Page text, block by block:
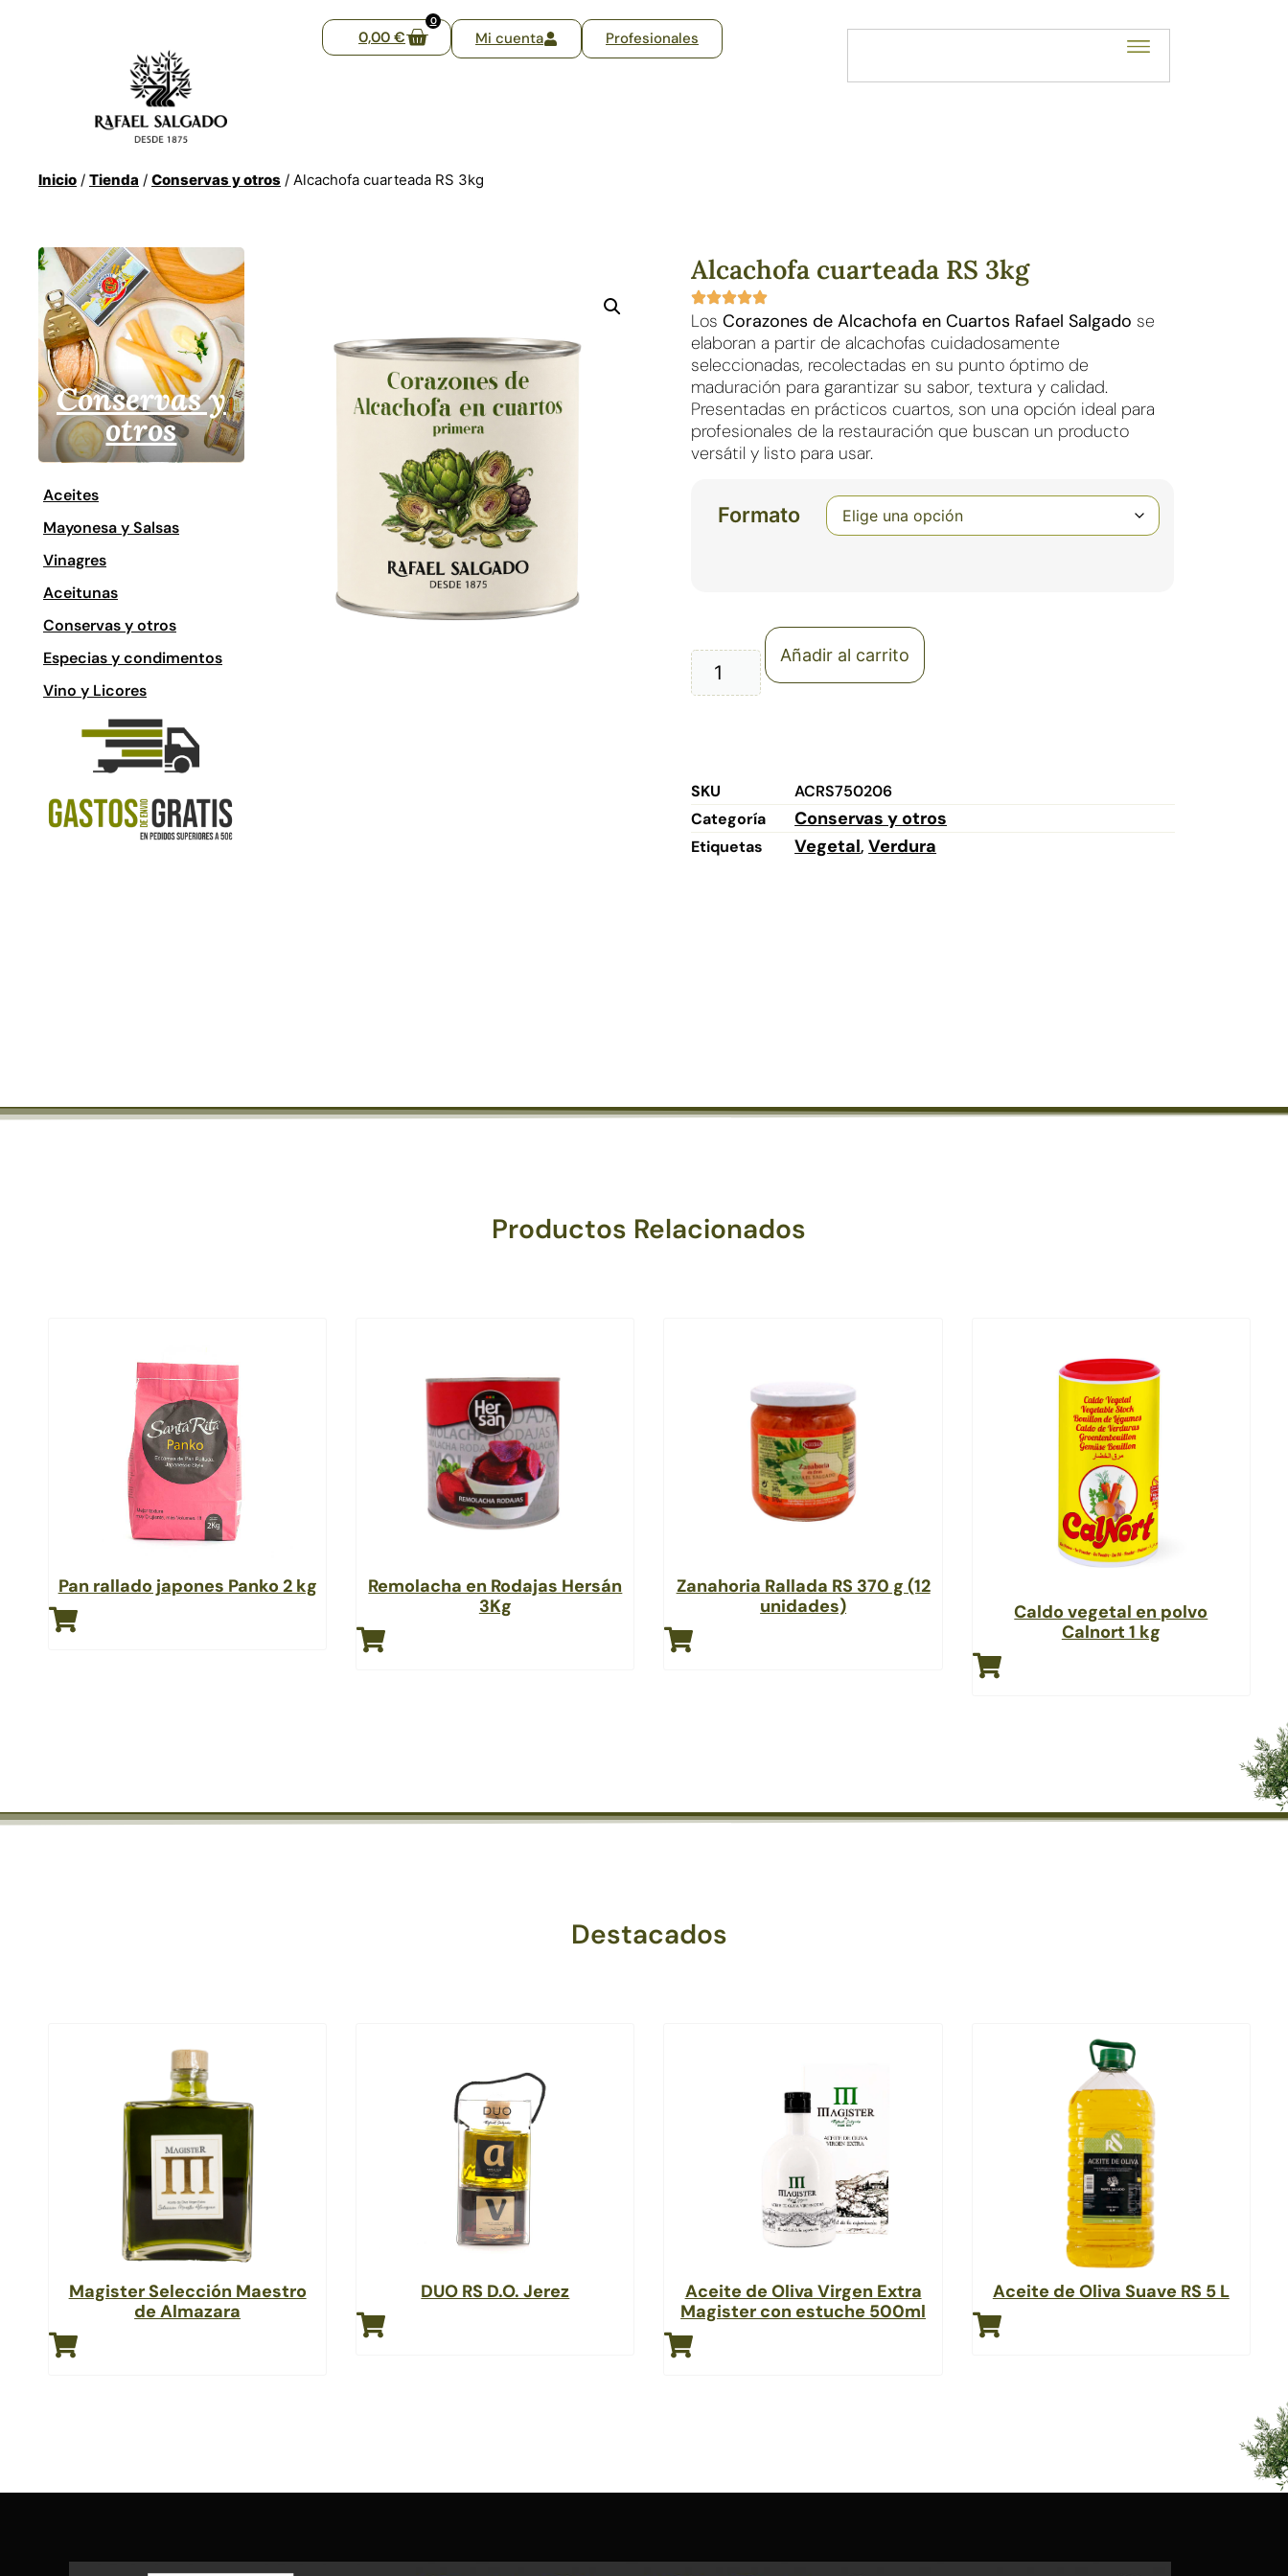
0,00 €
0
Mi cuenta Profesionales
Inicio / Tienda / Conservas y otros / Alcachofa cuarteada RS 3kg
Conservas y
otros
Aceites
Mayonesa y Salsas
Vinagres
Aceitunas
Conservas y otros
Especias y condimentos
Vino y Licores
Alcachofa cuarteada RS 3kg
LosCorazones de Alcachofa en Cuartos Rafael Salgado se
elaboran a partir de alcachofas cuidadosamente
seleccionadas, recolectadas en su punto óptimo de
maduración para garantizar su sabor, textura y calidad.
Presentadas en prácticos cuartos, son una opción ideal para
profesionales de la restauración que buscan un producto
versátil y listo para usar.
Formato
Añadir al carrito
SKU
ACRS750206
Categoría
Conservas y otros
Etiquetas Vegetal,Verdura
Productos Relacionados
Pan rallado japones Panko 2 kg
Remolacha en Rodajas Hersán
3Kg
Zanahoria Rallada RS 370 g (12
unidades)
Caldo vegetal en polvo
Calnort 1 kg
Destacados
Magister Selección Maestro
de Almazara
DUO RS D.O. Jerez
Aceite de Oliva Virgen Extra
Magister con estuche 500ml
Aceite de Oliva Suave RS 5 L